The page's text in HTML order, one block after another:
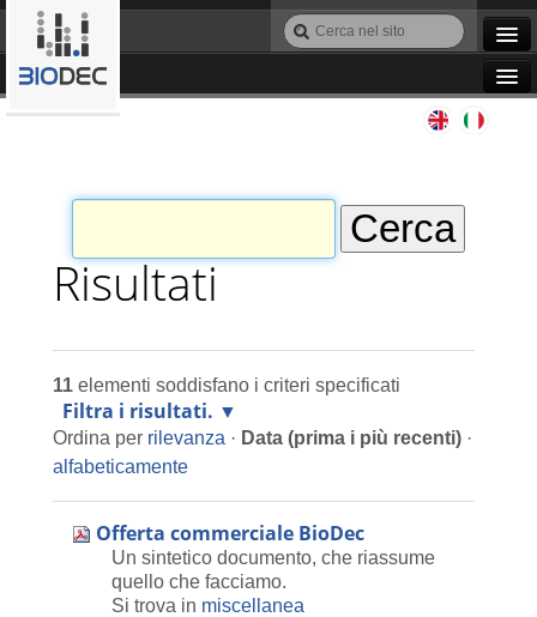
Cerca
nel
Ricerca
Automazione
Bioinformatica
Progettazione
Programmazione
Risultati
11 elementi soddisfano i criteri specificati
Filtra i risultati.
Ordina per rilevanza · Data (prima i più recenti) ·
alfabeticamente
Offerta commerciale BioDec
Un sintetico documento, che riassume
quello che facciamo.
Si trova in miscellanea